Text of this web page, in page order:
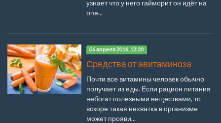
узнает что у него гайморит он идёт на
опе...
06 апреля 2016, 12:20
Средства от авитаминоза
Почти все витамины человек обычно
получает из еды. Если рацион питания
небогат полезными веществами, то
вскоре такая нехватка в организме
может прояви...